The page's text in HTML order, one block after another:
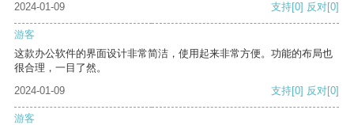
2024-01-09
支持[0] 反对[0]
游客
这款办公软件的界面设计非常简洁，使用起来非常方便。功能的布局也
很合理，一目了然。
2024-01-09
支持[0] 反对[0]
游客